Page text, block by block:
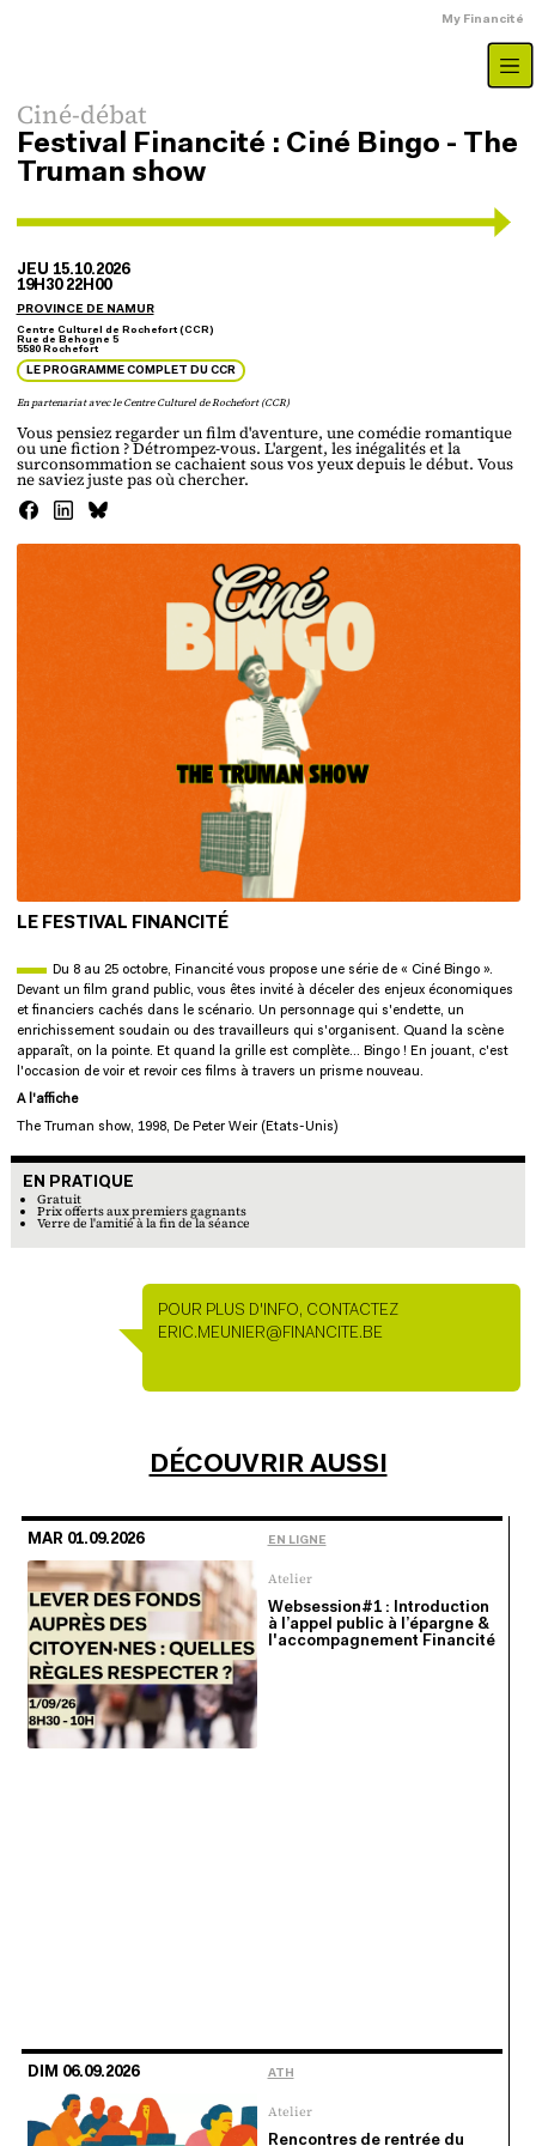
My Financité
Type d'évenement
Ciné-débat
Festival Financité : Ciné Bingo - The
Truman show
JEU 15.10.2026
19H30 22H00
PROVINCE DE NAMUR
Nom du lieu
Centre Culturel de Rochefort (CCR)
Adresse du lieu
Rue de Behogne 5
Code postal du lieu
5580 Rochefort
LE PROGRAMME COMPLET DU CCR
Partenariat
En partenariat avec le Centre Culturel de Rochefort (CCR)
Vous pensiez regarder un film d'aventure, une comédie romantique
ou une fiction ? Détrompez-vous. L'argent, les inégalités et la
surconsommation se cachaient sous vos yeux depuis le début. Vous
ne saviez juste pas où chercher.
LE FESTIVAL FINANCITÉ
Du 8 au 25 octobre, Financité vous propose une série de « Ciné Bingo ».
Devant un film grand public, vous êtes invité à déceler des enjeux économiques
et financiers cachés dans le scénario. Un personnage qui s'endette, un
enrichissement soudain ou des travailleurs qui s'organisent. Quand la scène
apparaît, on la pointe. Et quand la grille est complète… Bingo ! En jouant, c'est
l'occasion de voir et revoir ces films à travers un prisme nouveau.
A l'affiche
The Truman show, 1998, De Peter Weir (Etats-Unis)
EN PRATIQUE
En pratique
Gratuit
Prix offerts aux premiers gagnants
Verre de l'amitié à la fin de la séance
POUR PLUS D'INFO, CONTACTEZ
PERSONNE DE CONTACT
ERIC.MEUNIER@FINANCITE.BE
DÉCOUVRIR AUSSI
MAR 01.09.2026 EN LIGNE
Atelier
Websession#1 : Introduction
à l’appel public à l’épargne &
l'accompagnement Financité
DIM 06.09.2026 ATH
Atelier
Rencontres de rentrée du